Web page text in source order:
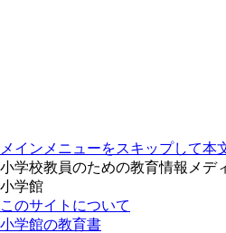
メインメニューをスキップして本
小学校教員のための教育情報メデ
小学館
このサイトについて
小学館の教育書